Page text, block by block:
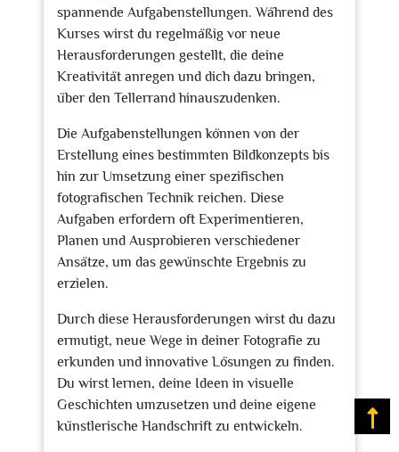
spannende Aufgabenstellungen. Während des
Kurses wirst du regelmäßig vor neue
Herausforderungen gestellt, die deine
Kreativität anregen und dich dazu bringen,
über den Tellerrand hinauszudenken.
Die Aufgabenstellungen können von der
Erstellung eines bestimmten Bildkonzepts bis
hin zur Umsetzung einer spezifischen
fotografischen Technik reichen. Diese
Aufgaben erfordern oft Experimentieren,
Planen und Ausprobieren verschiedener
Ansätze, um das gewünschte Ergebnis zu
erzielen.
Durch diese Herausforderungen wirst du dazu
ermutigt, neue Wege in deiner Fotografie zu
erkunden und innovative Lösungen zu finden.
Du wirst lernen, deine Ideen in visuelle
Geschichten umzusetzen und deine eigene
künstlerische Handschrift zu entwickeln.